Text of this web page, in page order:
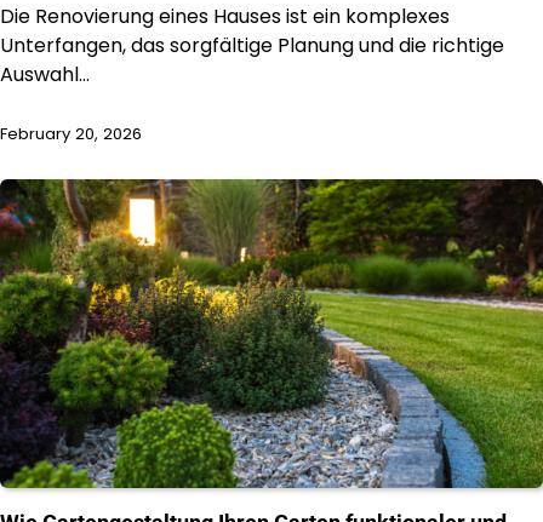
Die Renovierung eines Hauses ist ein komplexes
Unterfangen, das sorgfältige Planung und die richtige
Auswahl…
February 20, 2026